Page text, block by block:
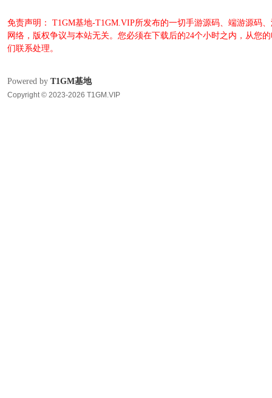
免责声明： T1GM基地-T1GM.VIP所发布的一切手游源码、端游源码
网络，版权争议与本站无关。您必须在下载后的24个小时之内，从您
们联系处理。
Powered by T1GM基地
Copyright © 2023-2026 T1GM.VIP